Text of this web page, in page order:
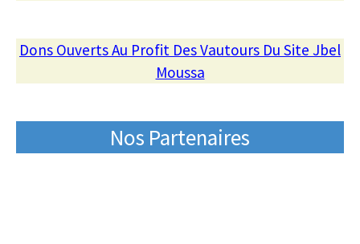
Dons Ouverts Au Profit Des Vautours Du Site Jbel
Moussa
Nos Partenaires